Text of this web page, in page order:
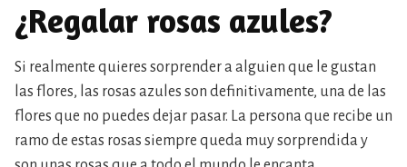
¿Regalar rosas azules?
Si realmente quieres sorprender a alguien que le gustan
las flores, las rosas azules son definitivamente, una de las
flores que no puedes dejar pasar. La persona que recibe un
ramo de estas rosas siempre queda muy sorprendida y